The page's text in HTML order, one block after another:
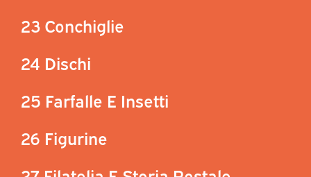
23 Conchiglie
24 Dischi
25 Farfalle E Insetti
26 Figurine